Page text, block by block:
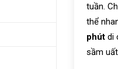
tuần.
thể
phút di
sầm